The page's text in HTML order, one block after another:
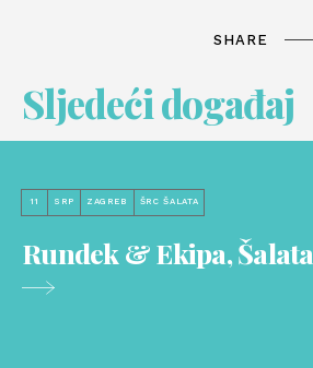
SHARE
Sljedeći događaj
11 SRP ZAGREB ŠRC ŠALATA
Rundek & Ekipa, Šalata